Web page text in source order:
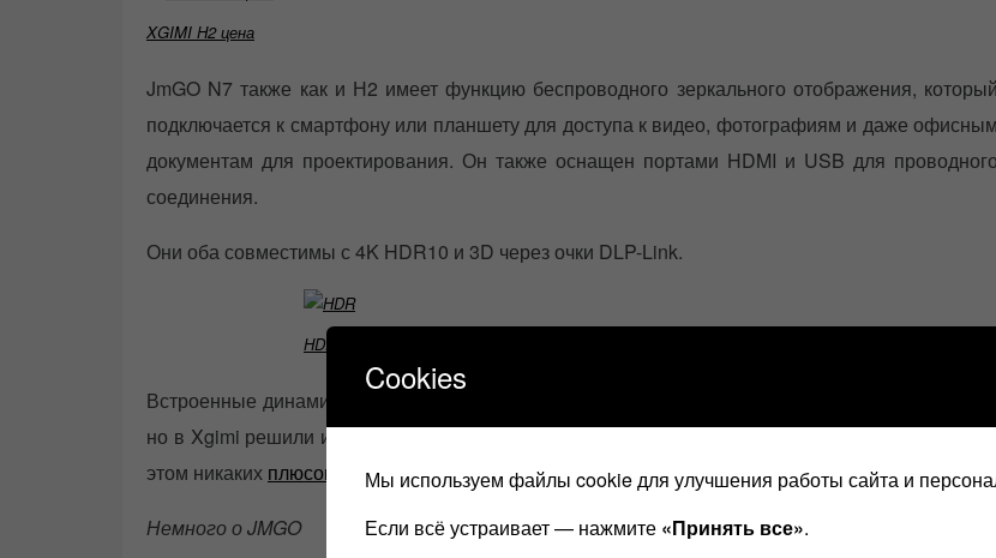
XGIMI H2 цена
JmGO N7 также как и Н2 имеет функцию беспроводного зеркального отображения, который
подключается к смартфону или планшету для доступа к видео, фотографиям и даже офисным
документам для проектирования. Он также оснащен портами HDMI и USB для проводного
соединения.
Они оба совместимы с 4K HDR10 и 3D через очки DLP-Link.
HDR
Встроенные динамики можно использовать в качестве Bluetooth-динамиков в обеих моделях,
но в Xgimi решили использовать такую известную марку, как Harman Kardon, хотя я не вижу
этом никаких плюсов
Немного о JMGO
Cookies
Мы используем файлы cookie для улучшения работы сайта и
Если всё устраивает — нажмите «Принять все».